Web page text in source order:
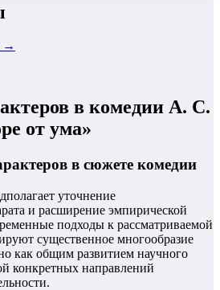
→
в комедии А. С.
от ума»
в сюжете комедии
уточнение
и расширение эмпирической
подходы к рассматриваемой
существенное многообразие
как общим развитием научного
конкретных направлений